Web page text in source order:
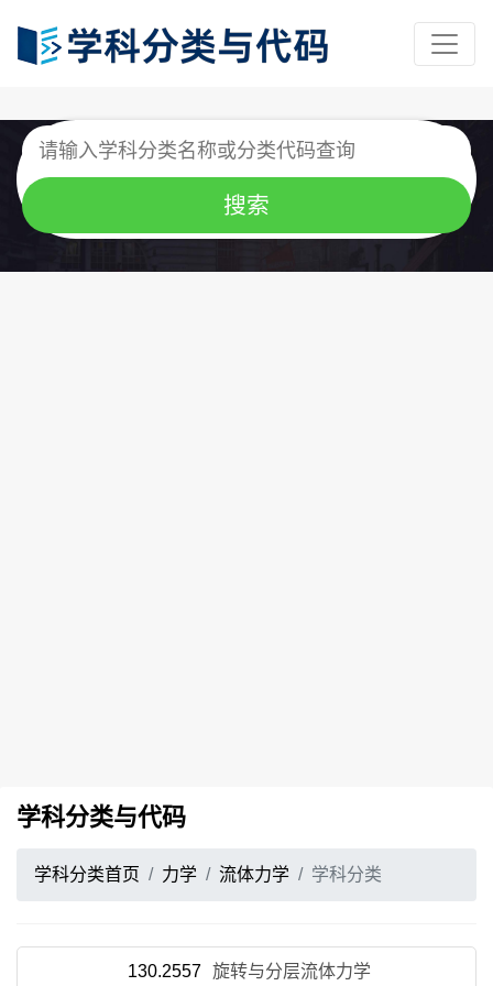
学科分类与代码
学科分类首页 力学 流体力学 学科分类
130.2557 旋转与分层流体力学